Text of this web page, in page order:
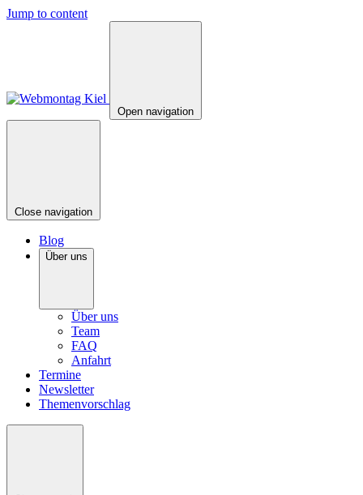
Jump to content
Open navigation
Close navigation
Blog
Über uns
Über uns
Team
FAQ
Anfahrt
Termine
Newsletter
Themenvorschlag